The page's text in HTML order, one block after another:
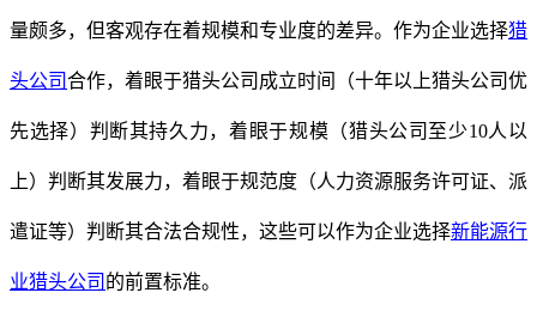
量颇多，但客观存在着规模和专业度的差异。作为企业选择猎
头公司合作，着眼于猎头公司成立时间（十年以上猎头公司优
先选择）判断其持久力，着眼于规模（猎头公司至少10人以
上）判断其发展力，着眼于规范度（人力资源服务许可证、派
遣证等）判断其合法合规性，这些可以作为企业选择新能源行
业猎头公司 的前置标准。